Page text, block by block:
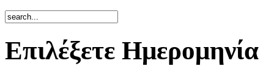
Επιλέξετε Ημερομηνία